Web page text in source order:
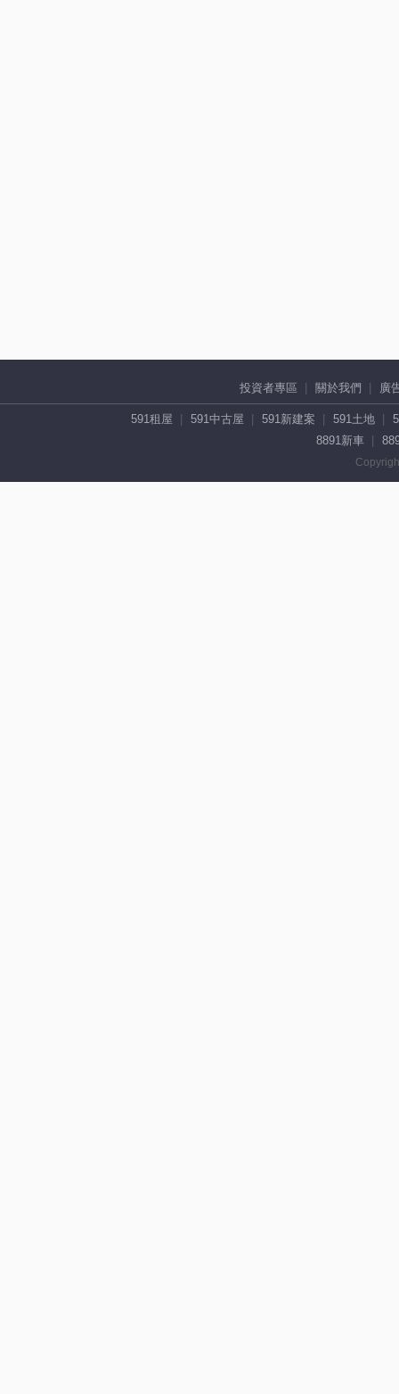
投資者專區 關於我們 廣
591租屋 591中古屋 591新建案 591土地
8891新車